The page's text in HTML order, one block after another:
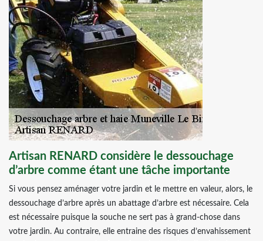
Artisan RENARD considère le dessouchage
d’arbre comme étant une tâche importante
Si vous pensez aménager votre jardin et le mettre en valeur, alors, le
dessouchage d’arbre après un abattage d’arbre est nécessaire. Cela
est nécessaire puisque la souche ne sert pas à grand-chose dans
votre jardin. Au contraire, elle entraine des risques d’envahissement